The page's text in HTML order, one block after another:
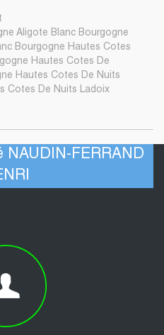
Aligote Blanc Bourgogne
Bourgogne Hautes Cotes
Hautes Cotes De
Hautes Cotes De Nuits
Cotes De Nuits Ladoix
NAUDIN-FERRAND